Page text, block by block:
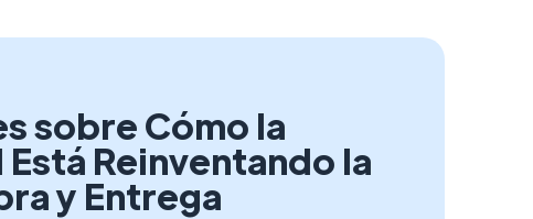
sobre Cómo la
Reinventando la
y Entrega